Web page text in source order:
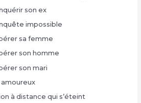
son ex
impossible
sa femme
son homme
son mari
à distance qui s’éteint